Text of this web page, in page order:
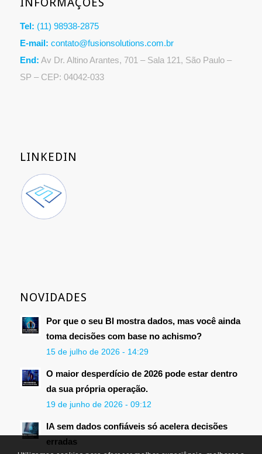
Tel: (11) 98938-2875
E-mail: contato@fusionsolutions.com.br
End: Av Dr. Altino Arantes, 701 – Sala 121, São Paulo –
SP – CEP: 04042-033
LINKEDIN
NOVIDADES
Por que o seu BI mostra dados, mas você ainda
toma decisões com base no achismo?
15 de julho de 2026 - 14:29
O maior desperdício de 2026 pode estar dentro
da sua própria operação.
19 de junho de 2026 - 09:12
IA sem dados confiáveis só acelera decisões
erradas